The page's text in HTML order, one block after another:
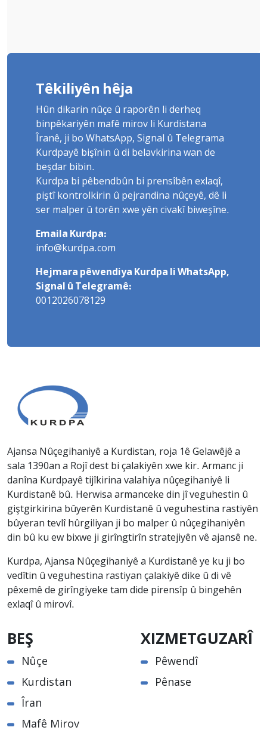
Têkiliyên hêja
Hûn dikarin nûçe û raporên li derheq
binpêkariyên mafê mirov li Kurdistana
Îranê, ji bo WhatsApp, Signal û Telegrama
Kurdpayê bişînin û di belavkirina wan de
beşdar bibin.
Kurdpa bi pêbendbûn bi prensîbên exlaqî,
piştî kontrolkirin û pejrandina nûçeyê, dê li
ser malper û torên xwe yên civakî biweşîne.
Emaila Kurdpa:
info@kurdpa.com
Hejmara pêwendiya Kurdpa li WhatsApp,
Signal û Telegramê:
0012026078129
Ajansa Nûçegihaniyê a Kurdistan, roja 1ê Gelawêjê a
sala 1390an a Rojî dest bi çalakiyên xwe kir. Armanc ji
danîna Kurdpayê tijîkirina valahiya nûçegihaniyê li
Kurdistanê bû. Herwisa armanceke din jî veguhestin û
giştgirkirina bûyerên Kurdistanê û veguhestina rastiyên
bûyeran tevlî hûrgiliyan ji bo malper û nûçegihaniyên
din bû ku ew bixwe ji girîngtirîn stratejiyên vê ajansê ne.
Kurdpa, Ajansa Nûçegihaniyê a Kurdistanê ye ku ji bo
vedîtin û veguhestina rastiyan çalakiyê dike û di vê
pêxemê de girîngiyeke tam dide pirensîp û bingehên
exlaqî û mirovî.
BEŞ
Nûçe
Kurdistan
Îran
Mafê Mirov
XIZMETGUZARÎ
Pêwendî
Pênase